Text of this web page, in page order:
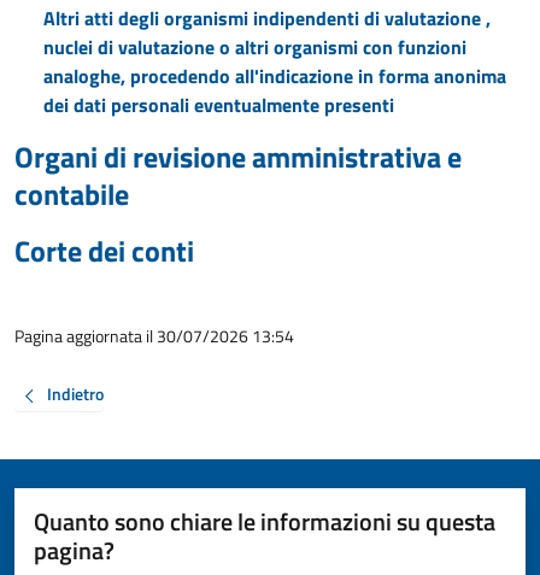
Altri atti degli organismi indipendenti di valutazione ,
nuclei di valutazione o altri organismi con funzioni
analoghe, procedendo all'indicazione in forma anonima
dei dati personali eventualmente presenti
Organi di revisione amministrativa e
contabile
Corte dei conti
Pagina aggiornata il 30/07/2026 13:54
Indietro
Quanto sono chiare le informazioni su questa
pagina?